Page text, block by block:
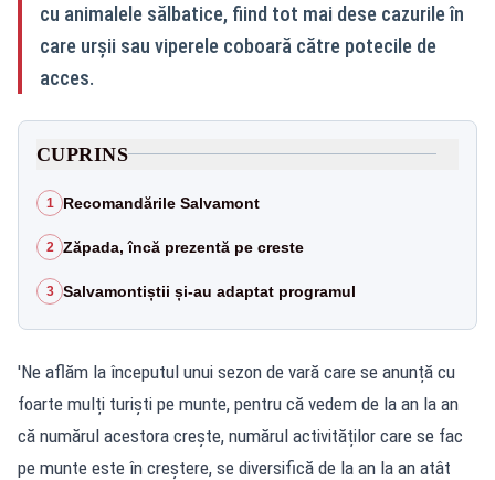
cu animalele sălbatice, fiind tot mai dese cazurile în
care urșii sau viperele coboară către potecile de
acces.
CUPRINS
1 Recomandările Salvamont
2 Zăpada, încă prezentă pe creste
3 Salvamontiștii și-au adaptat programul
'Ne aflăm la începutul unui sezon de vară care se anunță cu
foarte mulți turiști pe munte, pentru că vedem de la an la an
că numărul acestora crește, numărul activităților care se fac
pe munte este în creștere, se diversifică de la an la an atât